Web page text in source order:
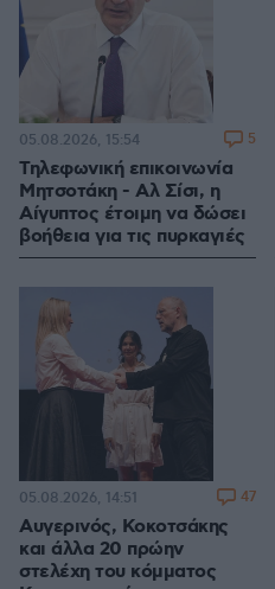
Τηλεφωνική επικοινωνία
Μητσοτάκη - Αλ Σίσι, η
Αίγυπτος έτοιμη να δώσει
βοήθεια για τις πυρκαγιές
05.08.2026, 15:54 5
Αυγερινός, Κοκοτσάκης
και άλλα 20 πρώην
στελέχη του κόμματος
05.08.2026, 14:51 47